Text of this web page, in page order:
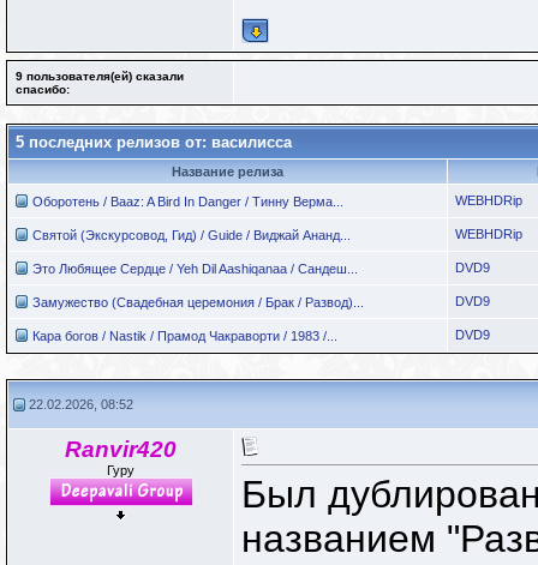
9 пользователя(ей) сказали
cпасибо:
5 последних релизов от: василисса
Название релиза
Оборотень / Baaz: A Bird In Danger / Тинну Верма... WEBHDRip
Святой (Экскурсовод, Гид) / Guide / Виджай Ананд... WEBHDRip
Это Любящее Сердце / Yeh Dil Aashiqanaa / Сандеш... DVD9
Замужество (Свадебная церемония / Брак / Развод)... DVD9
Кара богов / Nastik / Прамод Чакраворти / 1983 /... DVD9
22.02.2026, 08:52
Ranvir420
Гуру
Был
названием